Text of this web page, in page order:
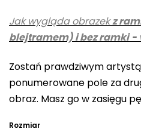
Jak wygląda obrazekz
blejtramem) i bez ramki-
Zostań prawdziwym
ponumerowane pole za
obraz. Masz go w zasięgu
Rozmiar
produktu
wynosi
na
5
gwiazdek.